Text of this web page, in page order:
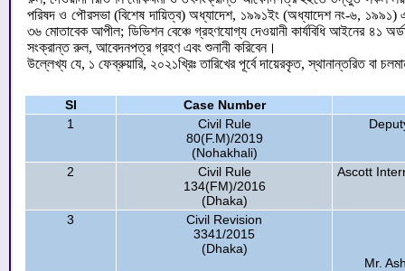
পরিষদ ও পৌরসভা (বিশেষ দায়িত্ব) অধ্যাদেশ, ১৯৯১ইং (অধ্যাদেশ নং-৬, ১৯৯১)
৩৬ মোতাবেক আপীল; ডিভিশন বেঞ্চে গ্রহণযোগ্য দেওয়ানী কার্যবিধি আইনের ৪১
সংক্রান্ত রুল, আবেদনপত্র গ্রহণ এবং শুনানী করিবেন।
উল্লেখ্য যে, ১ ফেব্রুয়ারি, ২০২১খ্রিঃ তারিখের পূর্বে দায়েরকৃত, স্থানান্তরিত বা
Sl
Case Number
1
Civil Rule
80(F.M)/2019
(Nohakhali)
2
Civil Rule
134(FM)/2016
(Dhaka)
Ascott
3
Civil Revision
3341/2015
(Dhaka)
Mr.